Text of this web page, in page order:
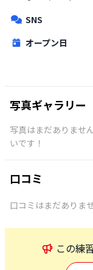
SNS
オープン日
写真ギャラリー
写真はまだありませ
いです！
口コミ
口コミはまだありま
この練